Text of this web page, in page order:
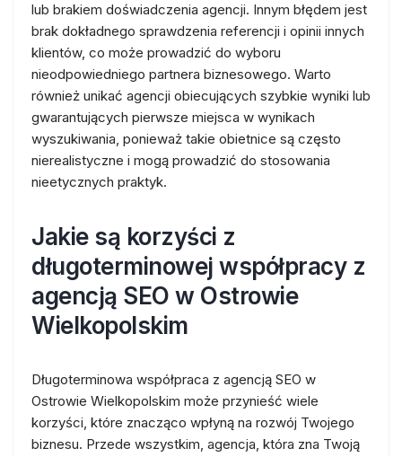
lub brakiem doświadczenia agencji. Innym błędem jest
brak dokładnego sprawdzenia referencji i opinii innych
klientów, co może prowadzić do wyboru
nieodpowiedniego partnera biznesowego. Warto
również unikać agencji obiecujących szybkie wyniki lub
gwarantujących pierwsze miejsca w wynikach
wyszukiwania, ponieważ takie obietnice są często
nierealistyczne i mogą prowadzić do stosowania
nieetycznych praktyk.
Jakie są korzyści z
długoterminowej współpracy z
agencją SEO w Ostrowie
Wielkopolskim
Długoterminowa współpraca z agencją SEO w
Ostrowie Wielkopolskim może przynieść wiele
korzyści, które znacząco wpłyną na rozwój Twojego
biznesu. Przede wszystkim, agencja, która zna Twoją